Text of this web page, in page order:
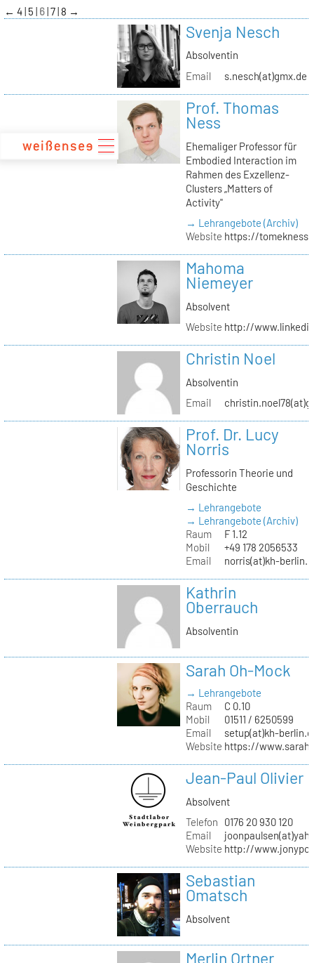
zum
Inhalt
← 4 5 6 7 8 →
Svenja Nesch
Absolventin
Email
s.nesch(at)gmx.de
Prof. Thomas
Ness
Ehemaliger Professor für
Embodied Interaction im
Rahmen des Exzellenz-
Clusters „Matters of
Activity"
→ Lehrangebote (Archiv)
Website https://
Mahoma
Niemeyer
Absolvent
Website http://
Christin Noel
Absolventin
Email
Prof. Dr. Lucy
Norris
Professorin Theorie und
Geschichte
→ Lehrangebote
→ Lehrangebote (Archiv)
Raum
F 1.12
Mobil
+49 178 2056533
Email
norris(at)kh-
Kathrin
Oberrauch
Absolventin
Sarah Oh-Mock
→ Lehrangebote
Raum
C 0.10
Mobil
01511 / 6250599
Email
setup(at)kh-
Website https://
Jean-Paul Olivier
Absolvent
Telefon
0176 20 930 120
Email
Website http://
Sebastian
Omatsch
Absolvent
Merlin Ortner